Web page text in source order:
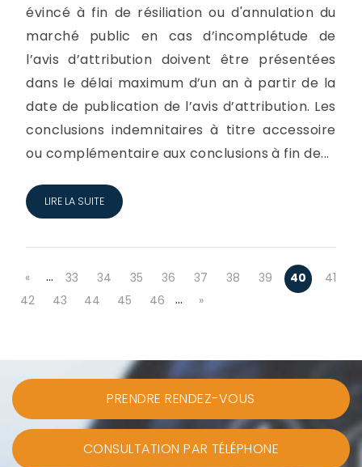
évincé à fin de résiliation ou d'annulation du
marché public en cas d’incomplétude de
l’avis d’attribution doivent être présentées
dans le délai maximum d’un an à partir de la
date de publication de l’avis d’attribution. Les
conclusions indemnitaires à titre accessoire
ou complémentaire aux conclusions à fin de...
LIRE LA SUITE
« … 33 34 35 36 37 38 39 40
41
42
43 44 45 46 … »
PRENDRE RENDEZ-VOUS
CONSULTATION PAR TÉLÉPHONE